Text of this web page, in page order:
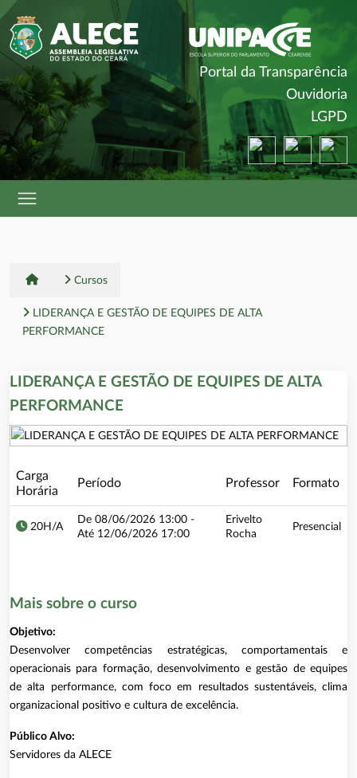
Portal da Transparência
Ouvidoria
LGPD
(abre em nova
(abre em
Cursos
LIDERANÇA E GESTÃO DE EQUIPES DE ALTA
PERFORMANCE
LIDERANÇA E GESTÃO DE EQUIPES DE ALTA
PERFORMANCE
Carga
Horária
Período Professor Formato
20H/A
De 08/06/2026 13:00 -
Até 12/06/2026 17:00
Erivelto
Rocha
Presencial
Mais sobre o curso
Objetivo:
Desenvolver competências estratégicas, comportamentais e
operacionais para formação, desenvolvimento e gestão de equipes
de alta performance, com foco em resultados sustentáveis, clima
organizacional positivo e cultura de excelência.
Público Alvo:
Servidores da ALECE